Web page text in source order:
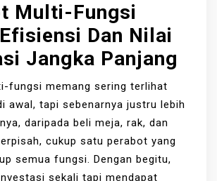
Multi-Fungsi
Efisiensi Dan Nilai
Jangka Panjang
fungsi memang sering terlihat
awal, tapi sebenarnya justru lebih
daripada beli meja, rak, dan
cukup satu perabot yang
semua fungsi. Dengan begitu,
sekali tapi mendapat